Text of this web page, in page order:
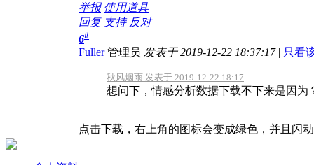
举报 使用道具
回复 支持 反对
6#
Fuller 管理员 发表于 2019-12-22 18:37:17 | 只看
秋风烟雨 发表于 2019-12-22 18:17
想问下，情感分析数据下载不下来是因为
点击下载，右上角的图标会变成绿色，并且闪动